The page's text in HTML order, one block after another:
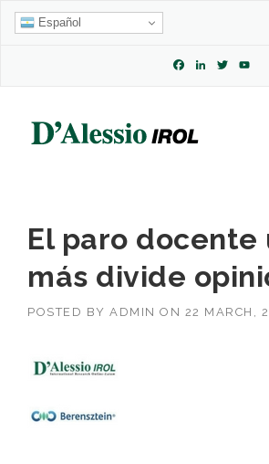
Skip
Español
Facebook
LinkedIn
Twitter
El paro docente
más divide
POSTED BY ADMIN ON 22 MARCH,